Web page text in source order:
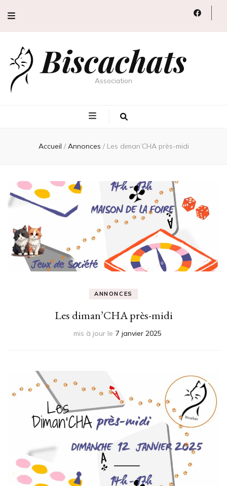
Biscachats
Association
Accueil / Annonces / Les diman’CHA près-midi
ANNONCES
Les diman’CHA près-midi
mis à jour le 7 janvier 2025